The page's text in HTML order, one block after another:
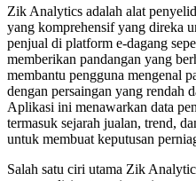
Zik Analytics adalah alat
yang komprehensif yang direka
penjual di platform e-dagang
memberikan pandangan yang
membantu pengguna mengenal
dengan persaingan yang rendah
Aplikasi ini menawarkan data
termasuk sejarah jualan, trend,
untuk membuat keputusan
Salah satu ciri utama Zik